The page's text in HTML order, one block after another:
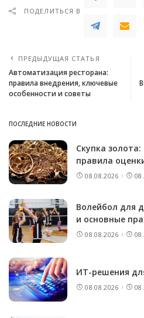
ПОДЕЛИТЬСЯ В
ПРЕДЫДУЩАЯ СТАТЬЯ
Автоматизация ресторана:
правила внедрения, ключевые
особенности и советы
ПОСЛЕДНИЕ НОВОСТИ
Скупка
правила
08.08.2026
Волейбол для
и основные
08.08.2026
ИТ-решения
08.08.2026